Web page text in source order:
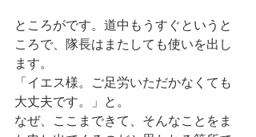
ところがです。道中もうすぐというと
ころで、隊長はまたしても使いを出し
ます。
「イエス様。ご足労いただかなくても
大丈夫です。」と。
なぜ、ここまできて、そんなことをま